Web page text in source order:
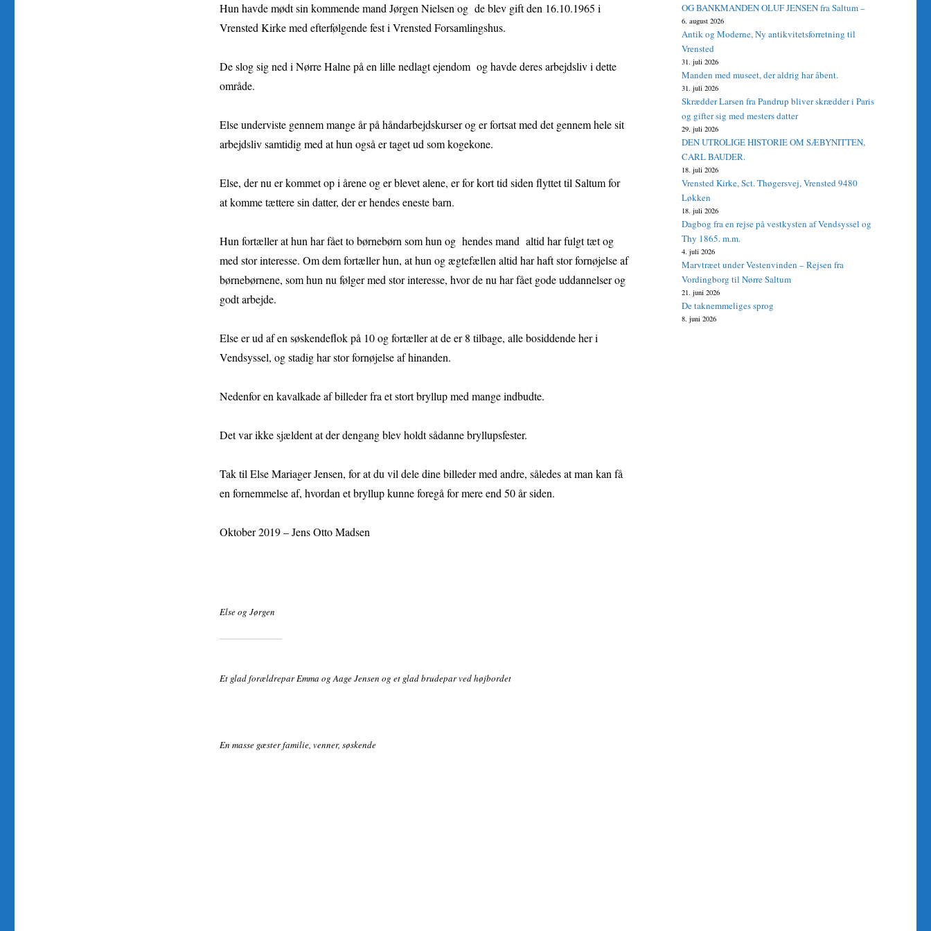
Hun havde mødt sin kommende mand Jørgen Nielsen og de blev gift den 16.10.1965 i
Vrensted Kirke med efterfølgende fest i Vrensted Forsamlingshus.
De slog sig ned i Nørre Halne på en lille nedlagt ejendom og havde deres arbejdsliv i dette
område.
Else underviste gennem mange år på håndarbejdskurser og er fortsat med det gennem hele sit
arbejdsliv samtidig med at hun også er taget ud som kogekone.
Else, der nu er kommet op i årene og er blevet alene, er for kort tid siden flyttet til Saltum for
at komme tættere sin datter, der er hendes eneste barn.
Hun fortæller at hun har fået to børnebørn som hun og hendes mand altid har fulgt tæt og
med stor interesse. Om dem fortæller hun, at hun og ægtefællen altid har haft stor fornøjelse af
børnebørnene, som hun nu følger med stor interesse, hvor de nu har fået gode uddannelser og
godt arbejde.
Else er ud af en søskendeflok på 10 og fortæller at de er 8 tilbage, alle bosiddende her i
Vendsyssel, og stadig har stor fornøjelse af hinanden.
Nedenfor en kavalkade af billeder fra et stort bryllup med mange indbudte.
Det var ikke sjældent at der dengang blev holdt sådanne bryllupsfester.
Tak til Else Mariager Jensen, for at du vil dele dine billeder med andre, således at man kan få
en fornemmelse af, hvordan et bryllup kunne foregå for mere end 50 år siden.
Oktober 2019 – Jens Otto Madsen
Else og Jørgen
Et glad forældrepar Emma og Aage Jensen og et glad brudepar ved højbordet
En masse gæster familie, venner, søskende
OG BANKMANDEN OLUF JENSEN fra Saltum –
6. august 2026
Antik og Moderne, Ny antikvitetsforretning til
Vrensted
31. juli 2026
Manden med museet, der aldrig har åbent.
31. juli 2026
Skrædder Larsen fra Pandrup bliver skrædder i Paris
og gifter sig med mesters datter
29. juli 2026
DEN UTROLIGE HISTORIE OM SÆBYNITTEN,
CARL BAUDER.
18. juli 2026
Vrensted Kirke, Sct. Thøgersvej, Vrensted 9480
Løkken
18. juli 2026
Dagbog fra en rejse på vestkysten af Vendsyssel og
Thy 1865. m.m.
4. juli 2026
Marvtræet under Vestenvinden – Rejsen fra
Vordingborg til Nørre Saltum
21. juni 2026
De taknemmeliges sprog
8. juni 2026